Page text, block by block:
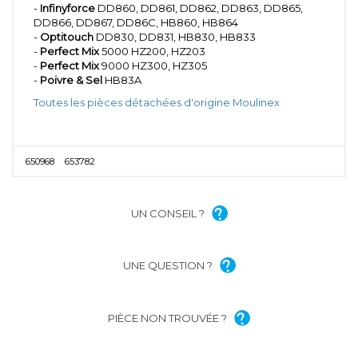
- Infinyforce DD860, DD861, DD862, DD863, DD865,
DD866, DD867, DD86C, HB860, HB864
- Optitouch DD830, DD831, HB830, HB833
- Perfect Mix5000 HZ200, HZ203
- Perfect Mix9000 HZ300, HZ305
- Poivre & Sel HB83A
Toutes les pièces détachées d'origine Moulinex
650968 653782
UN CONSEIL ?
UNE QUESTION ?
PIÈCE NON TROUVÉE ?